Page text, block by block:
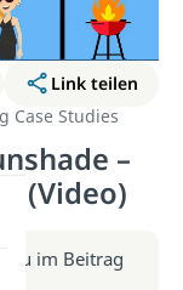
Link teilen
Case Studies
–
(Video)
du im Beitrag